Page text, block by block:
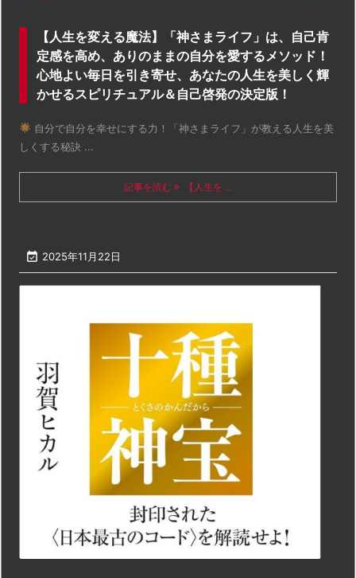
【人生を変える魔法】「神さまライフ」は、自己肯
定感を高め、ありのままの自分を愛するメソッド！
心地よい毎日を引き寄せ、あなたの人生を美しく輝
かせるスピリチュアル＆自己啓発の決定版！
自分で自分を幸せにする力！「神さまライフ」が教える人生を美
しくする秘訣 ...
記事を読む 【人生を ...
 2025年11月22日